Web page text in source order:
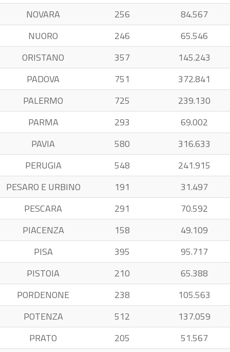
NOVARA
256
84.567
NUORO
246
65.546
ORISTANO
357
145.243
PADOVA
751
372.841
PALERMO
725
239.130
PARMA
293
69.002
PAVIA
580
316.633
PERUGIA
548
241.915
PESARO E URBINO
191
31.497
PESCARA
291
70.592
PIACENZA
158
49.109
PISA
395
95.717
PISTOIA
210
65.388
PORDENONE
238
105.563
POTENZA
512
137.059
PRATO
205
51.567